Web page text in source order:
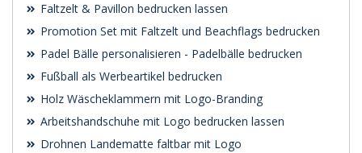
Faltzelt & Pavillon bedrucken lassen
Promotion Set mit Faltzelt und Beachflags bedrucken
Padel Bälle personalisieren - Padelbälle bedrucken
Fußball als Werbeartikel bedrucken
Holz Wäscheklammern mit Logo-Branding
Arbeitshandschuhe mit Logo bedrucken lassen
Drohnen Landematte faltbar mit Logo